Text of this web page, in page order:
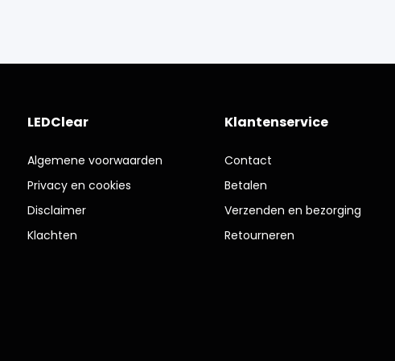
LEDClear
Algemene voorwaarden
Privacy en cookies
Disclaimer
Klachten
Klantenservice
Contact
Betalen
Verzenden en bezorging
Retourneren